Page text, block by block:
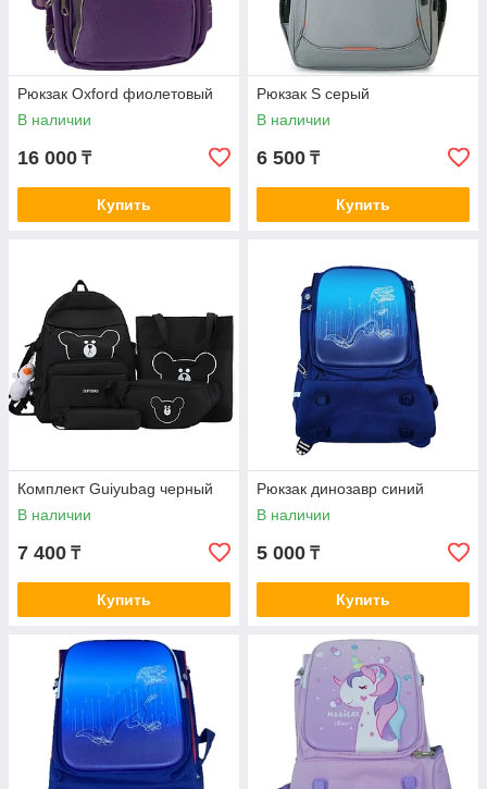
Рюкзак Oxford фиолетовый
В наличии
16 000 ₸
Купить
Рюкзак S серый
В наличии
6 500 ₸
Купить
Комплект Guiyubag черный
В наличии
7 400 ₸
Купить
Рюкзак динозавр синий
В наличии
5 000 ₸
Купить